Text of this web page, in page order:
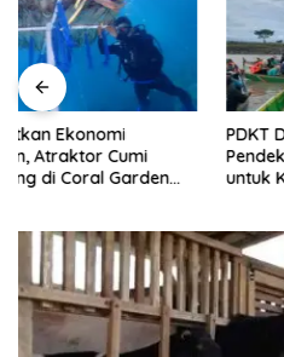
PDKT Danau Tempe :
Pendekatan Kearifan Lokal
untuk Keberlanjutan Sumber